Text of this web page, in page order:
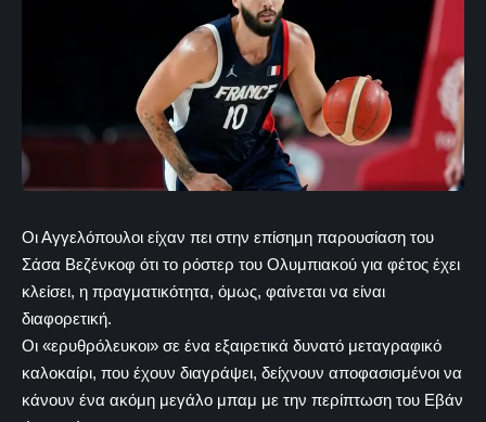
Οι Αγγελόπουλοι είχαν πει στην επίσημη παρουσίαση του
Σάσα Βεζένκοφ ότι το ρόστερ του Ολυμπιακού για φέτος έχει
κλείσει, η πραγματικότητα, όμως, φαίνεται να είναι
διαφορετική.
Οι «ερυθρόλευκοι» σε ένα εξαιρετικά δυνατό μεταγραφικό
καλοκαίρι, που έχουν διαγράψει, δείχνουν αποφασισμένοι να
κάνουν ένα ακόμη μεγάλο μπαμ με την περίπτωση του Εβάν